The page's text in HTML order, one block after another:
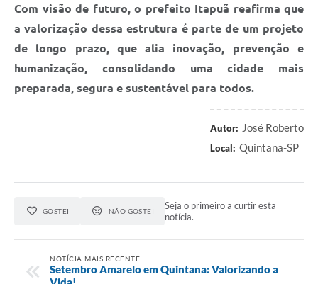
Com visão de futuro, o prefeito Itapuã reafirma que
a valorização dessa estrutura é parte de um projeto
de longo prazo, que alia inovação, prevenção e
humanização, consolidando uma cidade mais
preparada, segura e sustentável para todos.
Autor: José Roberto
Local: Quintana-SP
GOSTEI NÃO GOSTEI
Seja o primeiro a curtir esta
notícia.
NOTÍCIA MAIS RECENTE
Setembro Amarelo em Quintana: Valorizando a